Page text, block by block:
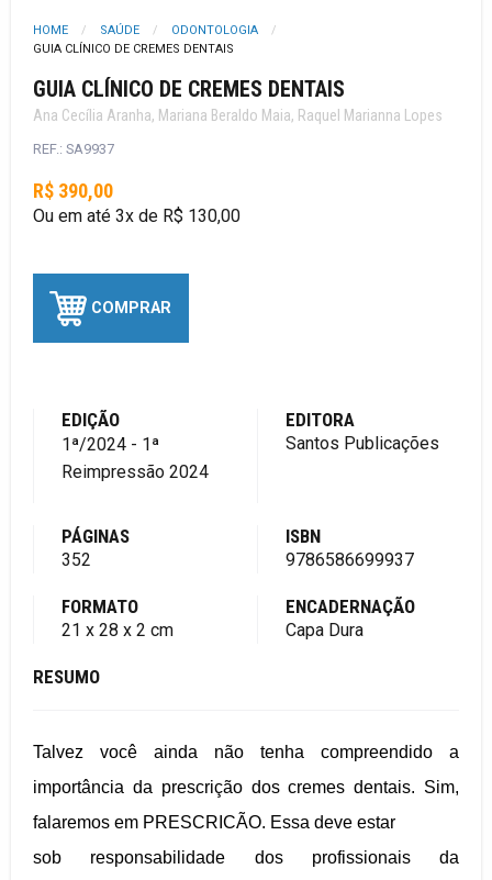
HOME SAÚDE
ODONTOLOGIA
GUIA CLÍNICO DE CREMES DENTAIS
GUIA CLÍNICO DE CREMES DENTAIS
Ana Cecília Aranha, Mariana Beraldo Maia, Raquel Marianna Lopes
REF.: SA9937
R$ 390,00
Ou em até 3x de R$ 130,00
COMPRAR
EDIÇÃO
1ª/2024 - 1ª
Reimpressão 2024
EDITORA
Santos Publicações
PÁGINAS
352
ISBN
9786586699937
FORMATO
21 x 28 x 2 cm
ENCADERNAÇÃO
Capa Dura
RESUMO
Talvez você ainda não tenha compreendido a
importância da prescrição dos cremes dentais. Sim,
falaremos em PRESCRICÃO. Essa deve estar
sob responsabilidade dos profissionais da